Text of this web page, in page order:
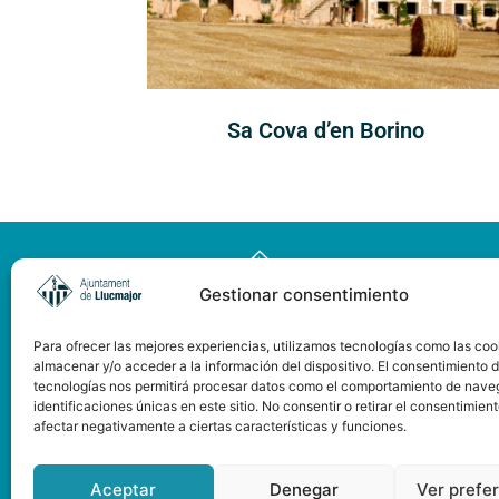
Gestionar consentimiento
Para ofrecer las mejores experiencias, utilizamos tecnologías como las
almacenar y/o acceder a la información del dispositivo. El consentimiento
tecnologías nos permitirá procesar datos como el comportamiento de
identificaciones únicas en este sitio. No consentir o retirar el
afectar negativamente a ciertas características y funciones.
Aceptar Denegar Ver
Sa Cova d’en Borino
Pàgina web subvencionada